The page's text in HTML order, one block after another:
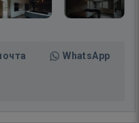
WhatsApp